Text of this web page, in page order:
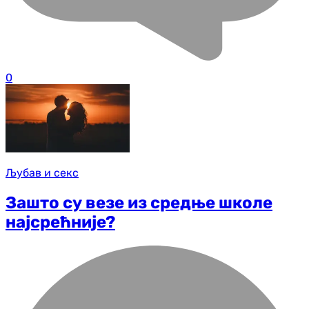
0
Љубав и секс
Зашто су везе из средње школе
најсрећније?